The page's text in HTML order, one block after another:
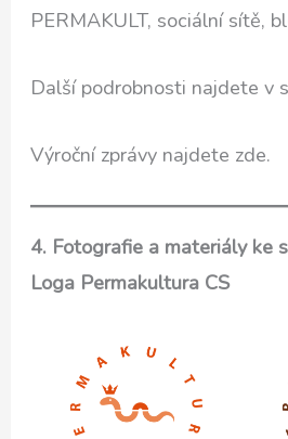
PERMAKULT, sociální sítě,
Další podrobnosti najdete v
Výroční zprávy najdete zde.
4. Fotografie a materiály ke
Loga Permakultura CS